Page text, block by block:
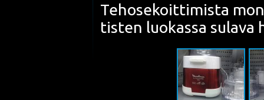
Teho­se­koit­ti­mis­ta
tis­ten luo­kas­sa